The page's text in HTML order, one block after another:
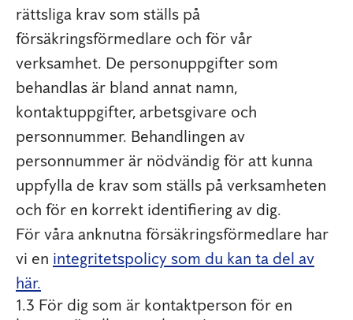
rättsliga krav som ställs på
försäkringsförmedlare och för vår
verksamhet. De personuppgifter som
behandlas är bland annat namn,
kontaktuppgifter, arbetsgivare och
personnummer. Behandlingen av
personnummer är nödvändig för att kunna
uppfylla de krav som ställs på verksamheten
och för en korrekt identifiering av dig.
För våra anknutna försäkringsförmedlare har
vi en integritetspolicy som du kan ta del av
här.
1.3 För dig som är kontaktperson för en